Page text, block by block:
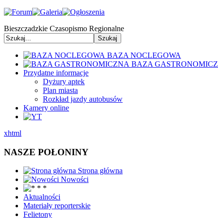
Bieszczadzkie Czasopismo Regionalne
BAZA NOCLEGOWA
BAZA
Przydatne informacje
Dyżury aptek
Plan miasta
Rozkład jazdy autobusów
Kamery online
xhtml
NASZE POŁONINY
Strona główna
Nowości
Aktualności
Materiały reporterskie
Felietony